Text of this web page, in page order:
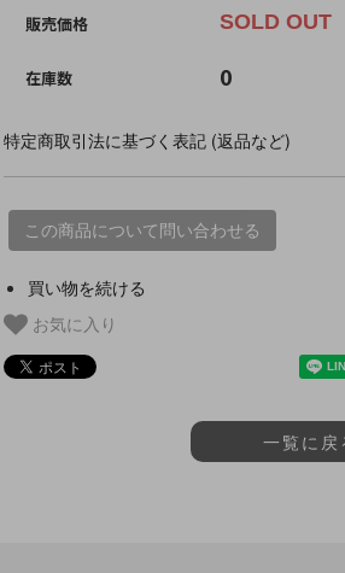
販売価格 SOLD OUT
在庫数 0
特定商取引法に基づく表記 (返品など)
この商品について問い合わせる
買い物を続ける
お気に入り
一覧に戻